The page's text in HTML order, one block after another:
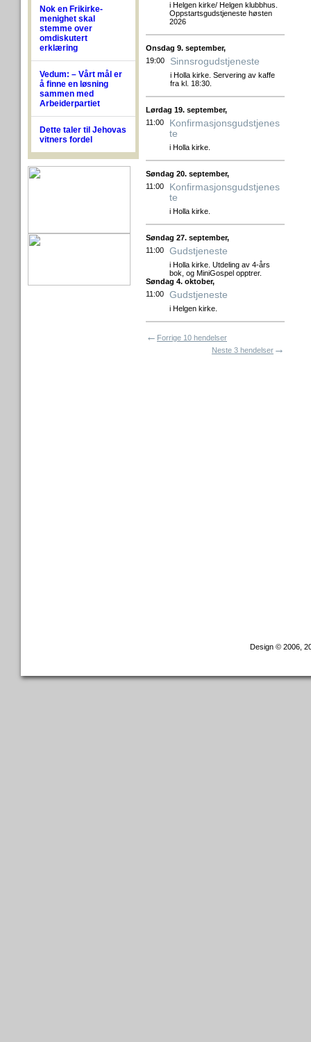
Nok en Frikirke-
menighet skal
stemme over
omdiskutert
erklæring
Vedum: – Vårt mål er
å finne en løsning
sammen med
Arbeiderpartiet
Dette taler til Jehovas
vitners fordel
i Helgen kirke/ Helgen klubbhus.
Oppstartsgudstjeneste høsten
2026
Onsdag 9. september,
19:00
Sinnsrogudstjeneste
i Holla kirke. Servering av kaffe
fra kl. 18:30.
Lørdag 19. september,
11:00
Konfirmasjonsgudstjenes
te
i Holla kirke.
Søndag 20. september,
11:00
Konfirmasjonsgudstjenes
te
i Holla kirke.
Søndag 27. september,
11:00
Gudstjeneste
i Holla kirke. Utdeling av 4-års
bok, og MiniGospel opptrer.
Søndag 4. oktober,
11:00
Gudstjeneste
i Helgen kirke.
← Forrige 10 hendelser
Neste 3 hendelser →
Design © 2006,